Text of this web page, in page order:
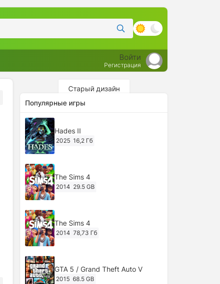
Войти
Регистрация
Старый дизайн
Популярные игры
Hades II
2025 16,2 Гб
The Sims 4
2014 29.5 GB
The Sims 4
2014 78,73 Гб
GTA 5 / Grand Theft Auto V
2015 68.5 GB